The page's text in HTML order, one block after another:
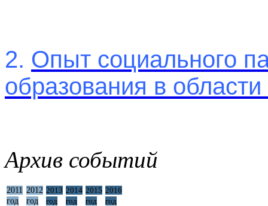
2. Опыт социального
образования в
Архив событий
2011
год
2012
год
2013
год
2014
год
2015
год
2016
год